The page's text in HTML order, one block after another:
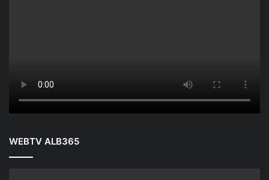
WEBTV ALB365